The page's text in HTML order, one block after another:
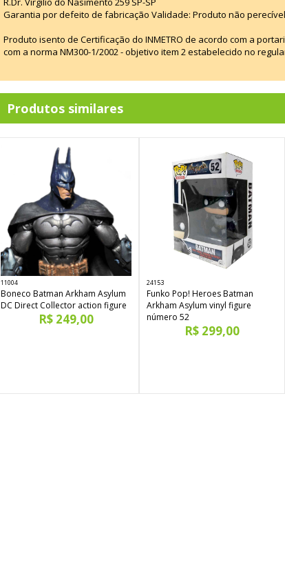
Garantia por defeito de fabricação Validade: Produto não
Produto isento de Certificação do INMETRO de acordo com a
com a norma NM300-1/2002 - objetivo item 2 estabelecido no
Produtos similares
11004
Boneco Batman Arkham Asylum
DC Direct Collector action figure
R$ 249,00
24153
Funko Pop! Heroes Batman
Arkham Asylum vinyl figure
número 52
R$ 299,00